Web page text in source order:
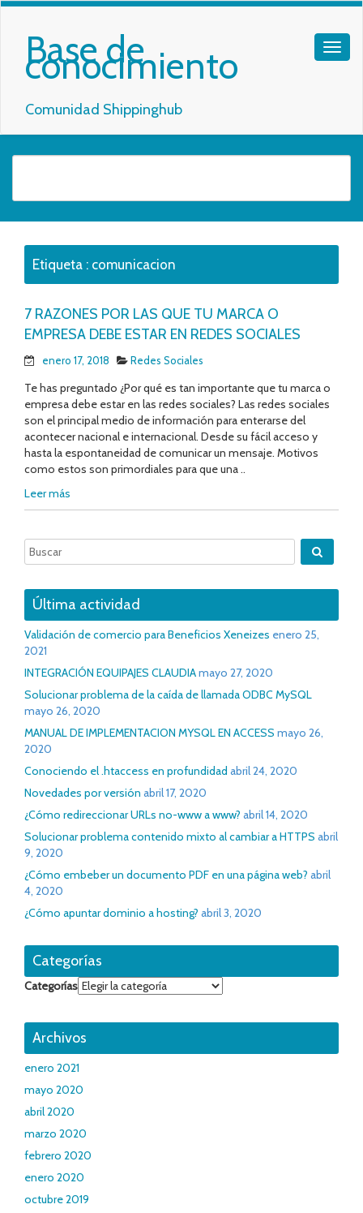
Base de
conocimiento
Comunidad Shippinghub
Etiqueta : comunicacion
7 RAZONES POR LAS QUE TU MARCA O
EMPRESA DEBE ESTAR EN REDES SOCIALES
enero 17, 2018 Redes Sociales
Te has preguntado ¿Por qué es tan importante que tu marca o
empresa debe estar en las redes sociales? Las redes sociales
son el principal medio de información para enterarse del
acontecer nacional e internacional. Desde su fácil acceso y
hasta la espontaneidad de comunicar un mensaje. Motivos
como estos son primordiales para que una ..
Leer más
Última actividad
Validación de comercio para Beneficios Xeneizes enero 25,
2021
INTEGRACIÓN EQUIPAJES CLAUDIAmayo 27, 2020
Solucionar problema de la caída de llamada ODBC MySQL
mayo 26, 2020
MANUAL DE IMPLEMENTACION MYSQL EN ACCESS mayo 26,
2020
Conociendo el .htaccess en profundidad abril 24, 2020
Novedades por versión abril 17, 2020
¿Cómo redireccionar URLs no-www a www? abril 14, 2020
Solucionar problema contenido mixto al cambiar a HTTPS abril
9, 2020
¿Cómo embeber un documento PDF en una página web? abril
4, 2020
¿Cómo apuntar dominio a hosting? abril 3, 2020
Categorías
Categorías
Archivos
enero 2021
mayo 2020
abril 2020
marzo 2020
febrero 2020
enero 2020
octubre 2019